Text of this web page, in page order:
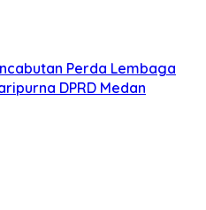
Perda Lembaga
DPRD Medan